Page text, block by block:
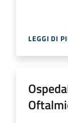
LEGGI DI